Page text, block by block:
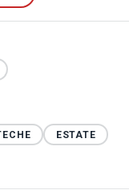
ESTATE